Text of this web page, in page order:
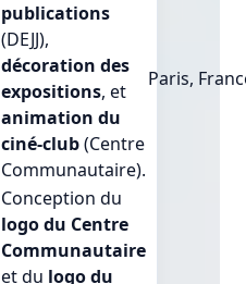
publications
(DEJJ),
décoration des
expositions, et
animation du
ciné-club(Centre
Communautaire).
Paris,
Conception du
logo du Centre
Communautaire
et du logo du